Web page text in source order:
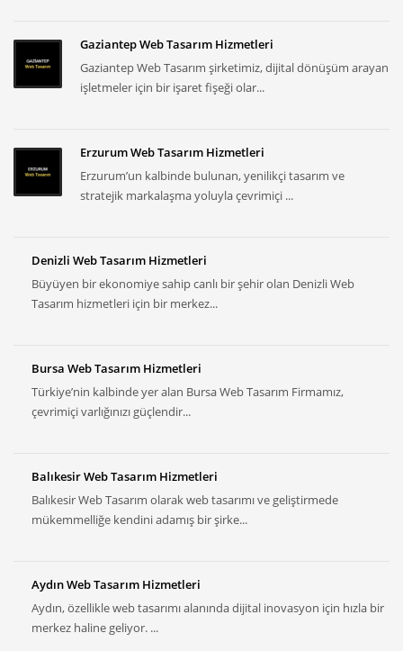
Gaziantep Web Tasarım Hizmetleri
Gaziantep Web Tasarım şirketimiz, dijital dönüşüm arayan
işletmeler için bir işaret fişeği olar...
Erzurum Web Tasarım Hizmetleri
Erzurum’un kalbinde bulunan, yenilikçi tasarım ve
stratejik markalaşma yoluyla çevrimiçi ...
Denizli Web Tasarım Hizmetleri
Büyüyen bir ekonomiye sahip canlı bir şehir olan Denizli Web
Tasarım hizmetleri için bir merkez...
Bursa Web Tasarım Hizmetleri
Türkiye’nin kalbinde yer alan Bursa Web Tasarım Firmamız,
çevrimiçi varlığınızı güçlendir...
Balıkesir Web Tasarım Hizmetleri
Balıkesir Web Tasarım olarak web tasarımı ve geliştirmede
mükemmelliğe kendini adamış bir şirke...
Aydın Web Tasarım Hizmetleri
Aydın, özellikle web tasarımı alanında dijital inovasyon için hızla bir
merkez haline geliyor. ...